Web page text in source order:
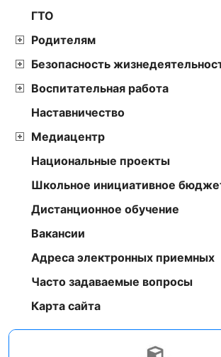
ГТО
Родителям
Безопасность
Воспитательная работа
Наставничество
Медиацентр
Национальные проекты
Школьное инициативное
Дистанционное обучение
Вакансии
Адреса электронных приемных
Часто задаваемые вопросы
Карта сайта